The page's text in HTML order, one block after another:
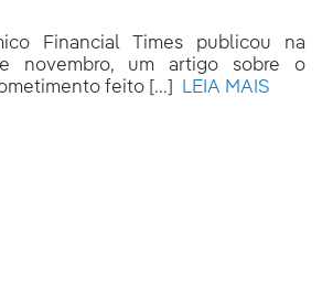
Financial Times publicou na
novembro, um artigo sobre o
feito [...]
LEIA MAIS